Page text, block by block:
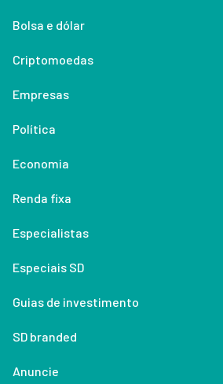
Bolsa e dólar
Criptomoedas
Empresas
Política
Economia
Renda fixa
Especialistas
Especiais SD
Guias de investimento
SD branded
Anuncie